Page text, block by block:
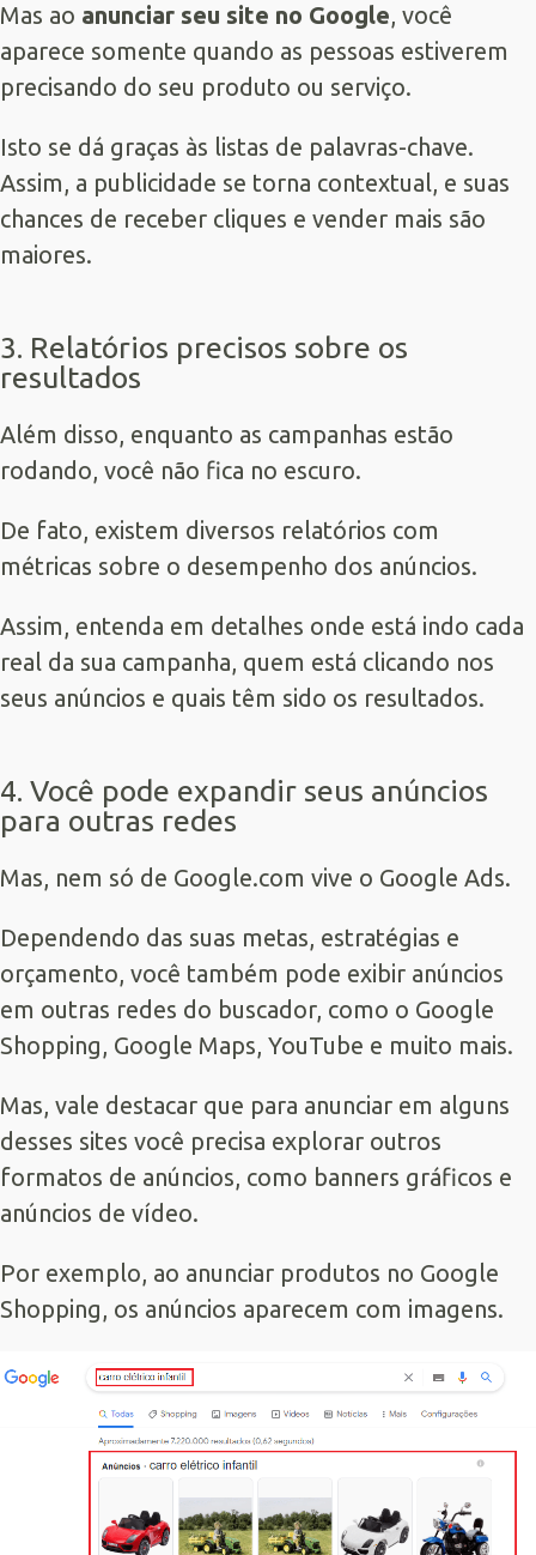
Mas ao anunciar seu site no Google, você
aparece somente quando as pessoas estiverem
precisando do seu produto ou serviço.
Isto se dá graças às listas de palavras-chave.
Assim, a publicidade se torna contextual, e suas
chances de receber cliques e vender mais são
maiores.
3. Relatórios precisos sobre os
resultados
Além disso, enquanto as campanhas estão
rodando, você não fica no escuro.
De fato, existem diversos relatórios com
métricas sobre o desempenho dos anúncios.
Assim, entenda em detalhes onde está indo cada
real da sua campanha, quem está clicando nos
seus anúncios e quais têm sido os resultados.
4. Você pode expandir seus anúncios
para outras redes
Mas, nem só de Google.com vive o Google Ads.
Dependendo das suas metas, estratégias e
orçamento, você também pode exibir anúncios
em outras redes do buscador, como o Google
Shopping, Google Maps, YouTube e muito mais.
Mas, vale destacar que para anunciar em alguns
desses sites você precisa explorar outros
formatos de anúncios, como banners gráficos e
anúncios de vídeo.
Por exemplo, ao anunciar produtos no Google
Shopping, os anúncios aparecem com imagens.